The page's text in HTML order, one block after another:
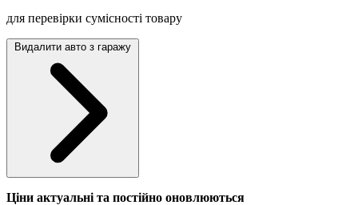
для перевірки сумісності товару
Видалити авто з гаражу
Ціни актуальні та постійно оновлюються